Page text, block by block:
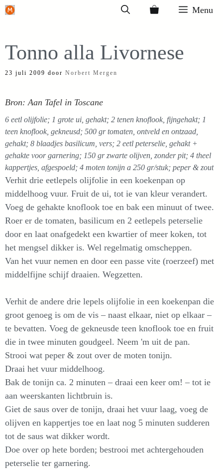
Ga
inhoud
Menu
Tonno alla Livornese
23 juli 2009 door Norbert Mergen
Bron: Aan Tafel in Toscane
6 eetl olijfolie; 1 grote ui, gehakt; 2 tenen knoflook, fijngehakt; 1
teen knoflook, gekneusd; 500 gr tomaten, ontveld en ontzaad,
gehakt; 8 blaadjes basilicum, vers; 2 eetl peterselie, gehakt +
gehakte voor garnering; 150 gr zwarte olijven, zonder pit; 4 theel
kappertjes, afgespoeld; 4 moten tonijn a 250 gr/stuk; peper & zout
Verhit drie eetlepels olijfolie in een koekenpan op
middelhoog vuur. Fruit de ui, tot ie van kleur verandert.
Voeg de gehakte knoflook toe en bak een minuut of twee.
Roer er de tomaten, basilicum en 2 eetlepels peterselie
door en laat onafgedekt een kwartier of meer koken, tot
het mengsel dikker is. Wel regelmatig omscheppen.
Van het vuur nemen en door een passe vite (roerzeef) met
middelfijne schijf draaien. Wegzetten.
Verhit de andere drie lepels olijfolie in een koekenpan die
groot genoeg is om de vis – naast elkaar, niet op elkaar –
te bevatten. Voeg de gekneusde teen knoflook toe en fruit
die in twee minuten goudgeel. Neem 'm uit de pan.
Strooi wat peper & zout over de moten tonijn.
Draai het vuur middelhoog.
Bak de tonijn ca. 2 minuten – draai een keer om! – tot ie
aan weerskanten lichtbruin is.
Giet de saus over de tonijn, draai het vuur laag, voeg de
olijven en kappertjes toe en laat nog 5 minuten sudderen
tot de saus wat dikker wordt.
Doe over op hete borden; bestrooi met achtergehouden
peterselie ter garnering.